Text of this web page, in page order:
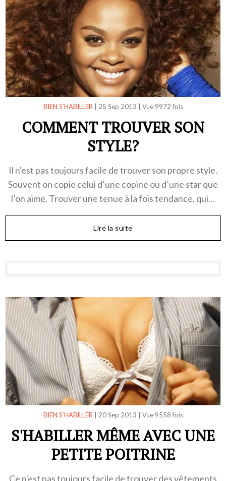
BIEN S’HABILLER | 25 Sep 2013 | Vue 9972 fois
COMMENT TROUVER SON
STYLE?
Il n'est pas toujours facile de trouver son propre style.
Souvent on copie celui d’une copine ou d’une star que
l’on aime. Trouver une tenue à la fois tendance, qui…
Lire la suite
BIEN S’HABILLER| 20 Sep 2013 Vue 9558 fois
S'HABILLER MÊME AVEC UNE
PETITE POITRINE
Ce n'est pas toujours facile de trouver des vêtements